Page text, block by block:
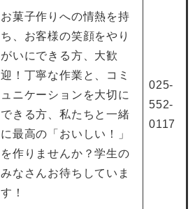
お菓子作りへの情熱を持
ち、お客様の笑顔をやり
がいにできる方、大歓
迎！丁寧な作業と、コミ
ュニケーションを大切に
できる方、私たちと一緒
に最高の「おいしい！」
を作りませんか？学生の
みなさんお待ちしていま
す！
025-
552-
0117